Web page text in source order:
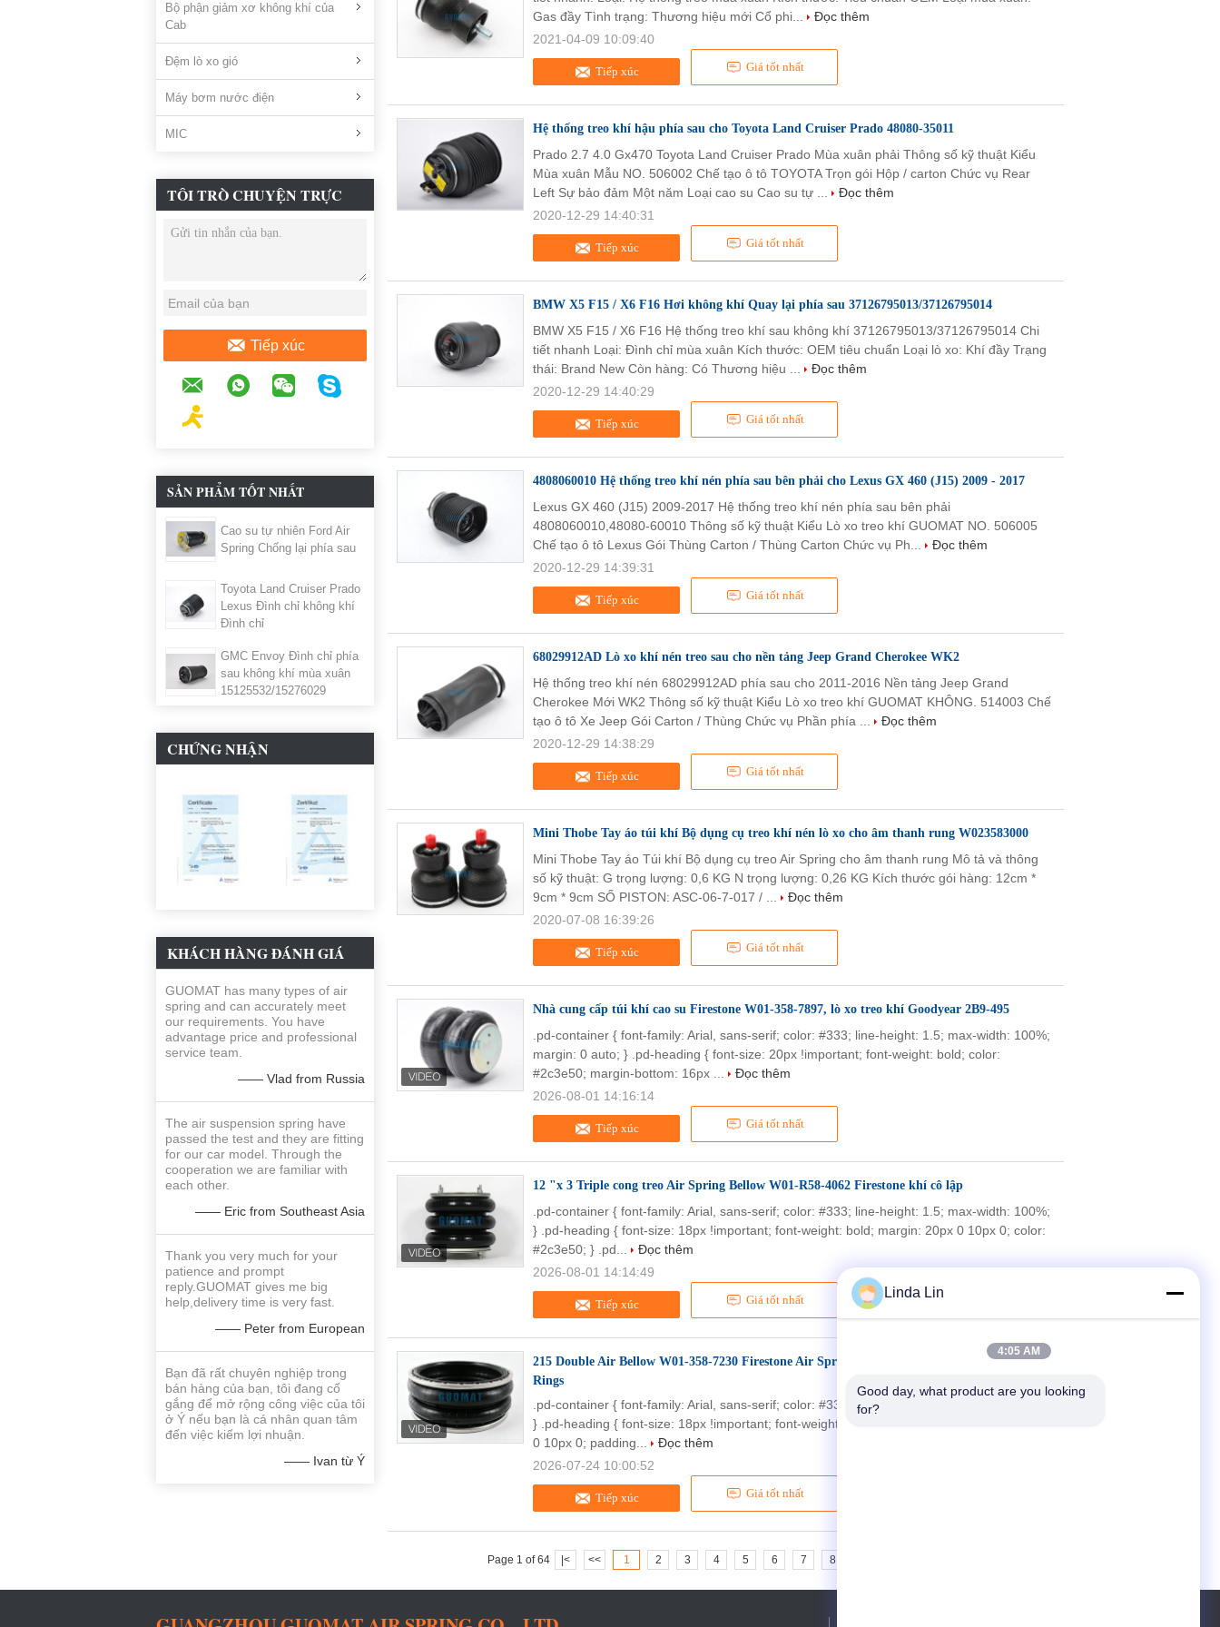
Bộ phận giảm xơ không khí của
Cab
Đệm lò xo gió
Máy bơm nước điện
MIC
TÔI TRÒ CHUYỆN TRỰC
TUYẾN BÂY GIỜ
Tiếp xúc
SẢN PHẨM TỐT NHẤT
Cao su tự nhiên Ford Air
Spring Chống lại phía sau
Toyota Land Cruiser Prado
Lexus Đình chỉ không khí
Đình chỉ
GMC Envoy Đình chỉ phía
sau không khí mùa xuân
15125532/15276029
CHỨNG NHẬN
KHÁCH HÀNG ĐÁNH GIÁ
GUOMAT has many types of air
spring and can accurately meet
our requirements. You have
advantage price and professional
service team.
—— Vlad from Russia
The air suspension spring have
passed the test and they are fitting
for our car model. Through the
cooperation we are familiar with
each other.
—— Eric from Southeast Asia
Thank you very much for your
patience and prompt
reply.GUOMAT gives me big
help,delivery time is very fast.
—— Peter from European
Bạn đã rất chuyên nghiệp trong
bán hàng của bạn, tôi đang cố
gắng để mở rộng công việc của tôi
ở Ý nếu bạn là cá nhân quan tâm
đến việc kiếm lợi nhuận.
—— Ivan từ Ý
Tiếp xúc Giá tốt nhất
Gas đầy Tình trạng: Thương hiệu mới Cổ phi...
Đọc thêm
2021-04-09 10:09:40
Hệ thống treo khí hậu phía sau cho Toyota Land Cruiser Prado 48080-35011
Tiếp xúc Giá tốt nhất
Prado 2.7 4.0 Gx470 Toyota Land Cruiser Prado Mùa xuân phải Thông số kỹ thuật Kiểu
Mùa xuân Mẫu NO. 506002 Chế tạo ô tô TOYOTA Trọn gói Hộp / carton Chức vụ Rear
Left Sự bảo đảm Một năm Loại cao su Cao su tự ...
Đọc thêm
2020-12-29 14:40:31
BMW X5 F15 / X6 F16 Hơi không khí Quay lại phía sau 37126795013/37126795014
Tiếp xúc Giá tốt nhất
BMW X5 F15 / X6 F16 Hệ thống treo khí sau không khí 37126795013/37126795014 Chi
tiết nhanh Loại: Đình chỉ mùa xuân Kích thước: OEM tiêu chuẩn Loại lò xo: ​​Khí đầy Trạng
thái: Brand New Còn hàng: Có Thương hiệu ...
Đọc thêm
2020-12-29 14:40:29
4808060010 Hệ thống treo khí nén phía sau bên phải cho Lexus GX 460 (J15) 2009 - 2017
Tiếp xúc Giá tốt nhất
Lexus GX 460 (J15) 2009-2017 Hệ thống treo khí nén phía sau bên phải
4808060010,48080-60010 Thông số kỹ thuật Kiểu Lò xo treo khí GUOMAT NO. 506005
Chế tạo ô tô Lexus Gói Thùng Carton / Thùng Carton Chức vụ Ph...
Đọc thêm
2020-12-29 14:39:31
68029912AD Lò xo khí nén treo sau cho nền tảng Jeep Grand Cherokee WK2
Tiếp xúc Giá tốt nhất
Hệ thống treo khí nén 68029912AD phía sau cho 2011-2016 Nền tảng Jeep Grand
Cherokee Mới WK2 Thông số kỹ thuật Kiểu Lò xo treo khí GUOMAT KHÔNG. 514003 Chế
tạo ô tô Xe Jeep Gói Carton / Thùng Chức vụ Phần phía ...
Đọc thêm
2020-12-29 14:38:29
Mini Thobe Tay áo túi khí Bộ dụng cụ treo khí nén lò xo cho âm thanh rung W023583000
Tiếp xúc Giá tốt nhất
Mini Thobe Tay áo Túi khí Bộ dụng cụ treo Air Spring cho âm thanh rung Mô tả và thông
số kỹ thuật: G trọng lượng: 0,6 KG N trọng lượng: 0,26 KG Kích thước gói hàng: 12cm *
9cm * 9cm SỐ PISTON: ASC-06-7-017 / ...
Đọc thêm
2020-07-08 16:39:26
Nhà cung cấp túi khí cao su Firestone W01-358-7897, lò xo treo khí Goodyear 2B9-495
Tiếp xúc Giá tốt nhất
.pd-container { font-family: Arial, sans-serif; color: #333; line-height: 1.5; max-width: 100%;
margin: 0 auto; } .pd-heading { font-size: 20px !important; font-weight: bold; color:
#2c3e50; margin-bottom: 16px ...
Đọc thêm
2026-08-01 14:16:14
12 "x 3 Triple cong treo Air Spring Bellow W01-R58-4062 Firestone khí cô lập
Tiếp xúc Giá tốt nhất
.pd-container { font-family: Arial, sans-serif; color: #333; line-height: 1.5; max-width: 100%;
} .pd-heading { font-size: 18px !important; font-weight: bold; margin: 20px 0 10px 0; color:
#2c3e50; } .pd...
Đọc thêm
2026-08-01 14:14:49
215 Double Air Bellow W01-358-7230 Firestone Air Spring Ribbed Neck Aluminium Bead
Rings
Tiếp xúc Giá tốt nhất
.pd-container { font-family: Arial, sans-serif; color: #333; line-height: 1.4; max-width: 100%;
} .pd-heading { font-size: 18px !important; font-weight: bold; color: #2c3e50; margin: 20px
0 10px 0; padding...
Đọc thêm
2026-07-24 10:00:52
Page 1 of 64 |< << 1 2 3 4 5 6 7 8
Linda Lin
4:05 AM
Good day, what product are you looking
for?